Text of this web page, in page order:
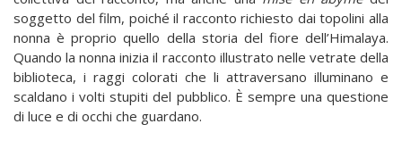
soggetto del film, poiché il racconto richiesto dai topolini alla
nonna è proprio quello della storia del fiore dell’Himalaya.
Quando la nonna inizia il racconto illustrato nelle vetrate della
biblioteca, i raggi colorati che li attraversano illuminano e
scaldano i volti stupiti del pubblico. È sempre una questione
di luce e di occhi che guardano.